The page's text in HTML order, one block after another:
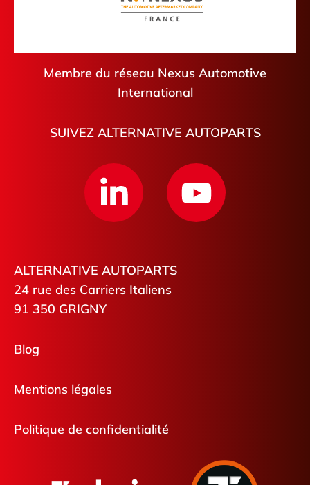
Membre du réseau Nexus Automotive
International
SUIVEZ ALTERNATIVE AUTOPARTS
ALTERNATIVE AUTOPARTS
24 rue des Carriers Italiens
91 350 GRIGNY
Blog
Mentions légales
Politique de confidentialité